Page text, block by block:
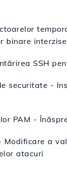
binare interzise
SSH
securitate -
PAM -
a
atacuri